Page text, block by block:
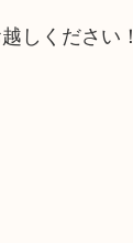
しください！